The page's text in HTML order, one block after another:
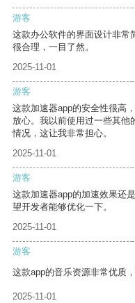
游客
这款办公软件的界面设计非常
很合理，一目了然。
2025-11-01
游客
这款加速器app的安全性很高
放心。我以前使用过一些其他
情况，这让我非常担心。
2025-11-01
游客
这款加速器app的加速效果还
望开发者能够优化一下。
2025-11-01
游客
这款app的音乐资源非常优质
2025-11-01